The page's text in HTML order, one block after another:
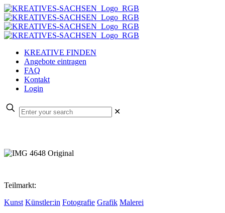
KREATIVE FINDEN
Angebote eintragen
FAQ
Kontakt
Login
✕
Teilmarkt:
Kunst Künstler:in Fotografie Grafik Malerei